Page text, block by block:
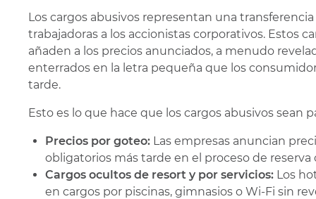
Los cargos abusivos representan una
trabajadoras a los accionistas corporativos. Estos
añaden a los precios anunciados, a menudo
enterrados en la letra pequeña que los
tarde.
Esto es lo que hace que los cargos abusivos sean
Precios por goteo: Las empresas anuncian
obligatorios más tarde en el proceso de reserva
Cargos ocultos de resort y por servicios: Los
en cargos por piscinas, gimnasios o Wi-Fi sin